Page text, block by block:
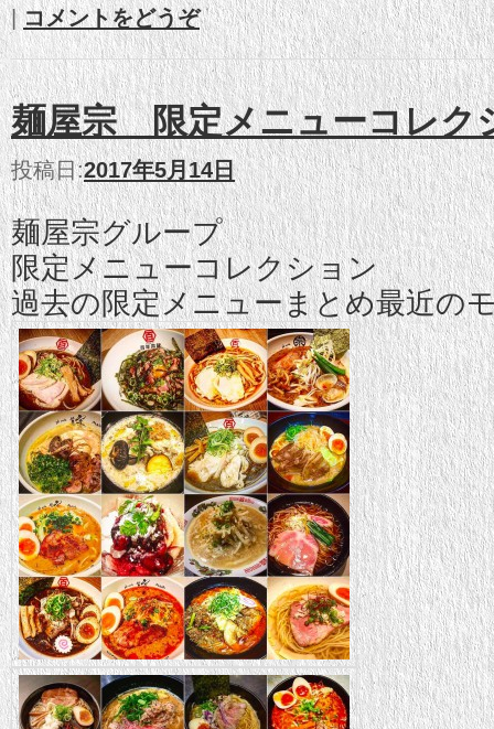
|コメントをどうぞ
麺屋宗 限定メニューコレク
投稿日:2017年5月14日
麺屋宗グループ
限定メニューコレクション
過去の限定メニューまとめ最近の